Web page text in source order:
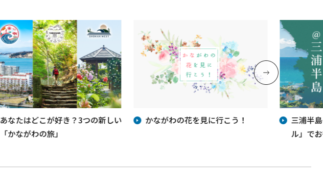
あなたはどこが好き？3つの新しい
「かながわの旅」
かながわの花を見に行こう！
三浦半
ル」で